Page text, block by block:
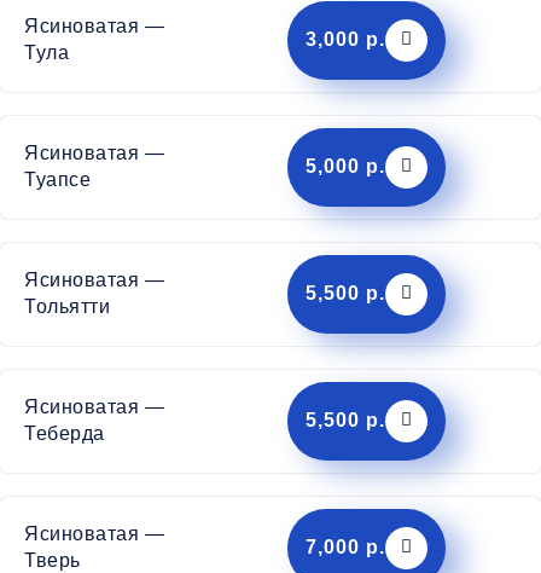
Ясиноватая —
Тула
3,000 р.
Ясиноватая —
Туапсе
5,000 р.
Ясиноватая —
Тольятти
5,500 р.
Ясиноватая —
Теберда
5,500 р.
Ясиноватая —
Тверь
7,000 р.